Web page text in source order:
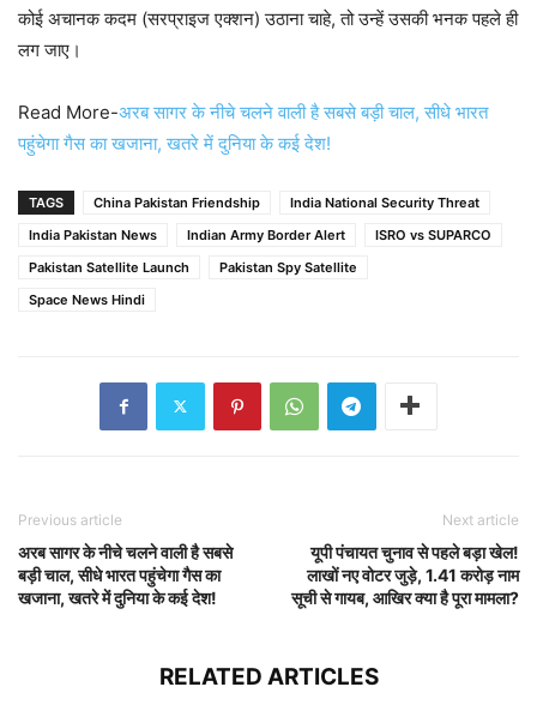
कोई अचानक कदम (सरप्राइज एक्शन) उठाना चाहे, तो उन्हें उसकी भनक पहले ही
लग जाए।
Read More-अरब सागर के नीचे चलने वाली है सबसे बड़ी चाल, सीधे भारत
पहुंचेगा गैस का खजाना, खतरे में दुनिया के कई देश!
TAGS China Pakistan Friendship
India National Security Threat
India Pakistan News
Indian Army Border Alert
ISRO vs SUPARCO
Pakistan Satellite Launch
Pakistan Spy Satellite
Space News Hindi
Previous article
अरब सागर के नीचे चलने वाली है सबसे
बड़ी चाल, सीधे भारत पहुंचेगा गैस का
खजाना, खतरे में दुनिया के कई देश!
Next article
यूपी पंचायत चुनाव से पहले बड़ा खेल!
लाखों नए वोटर जुड़े, 1.41 करोड़ नाम
सूची से गायब, आखिर क्या है पूरा मामला?
RELATED ARTICLES